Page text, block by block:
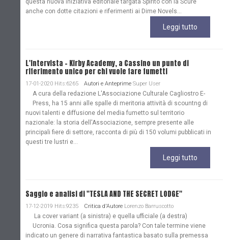
anche con dotte citazioni e riferimenti ai Dime Novels...
Leggi tutto
L'Intervista - Kirby Academy, a Cassino un punto di
riferimento unico per chi vuole fare fumetti
17-01-2020 Hits:6265 Autori e Anteprime Super User
A cura della redazione L'Associazione Culturale Cagliostro E-
Press, ha 15 anni alle spalle di meritoria attività di scountng di
nuovi talenti e diffusione del media fumetto sul territorio
nazionale: la storia dell'Associazione, sempre presente alle
principali fiere di settore, racconta di più di 150 volumi pubblicati in
questi tre lustri e...
Leggi tutto
Saggio e analisi di "TESLA AND THE SECRET LODGE"
17-12-2019 Hits:9235 Critica d'Autore Lorenzo Barruscotto
La cover variant (a sinistra) e quella ufficiale (a destra)
Ucronia. Cosa significa questa parola? Con tale termine viene
indicato un genere di narrativa fantastica basato sulla premessa